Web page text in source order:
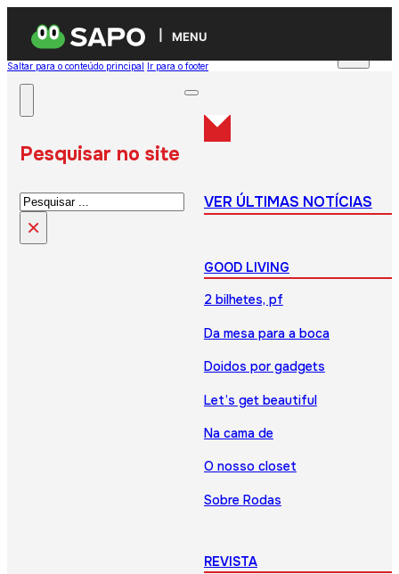
MENU
Saltar para o conteúdo principal Ir para o footer
Pesquisar no site
Pesquisar
×
VER ÚLTIMAS NOTÍCIAS
GOOD LIVING
2 bilhetes, pf
Da mesa para a boca
Doidos por gadgets
Let’s get beautiful
Na cama de
O nosso closet
Sobre Rodas
REVISTA